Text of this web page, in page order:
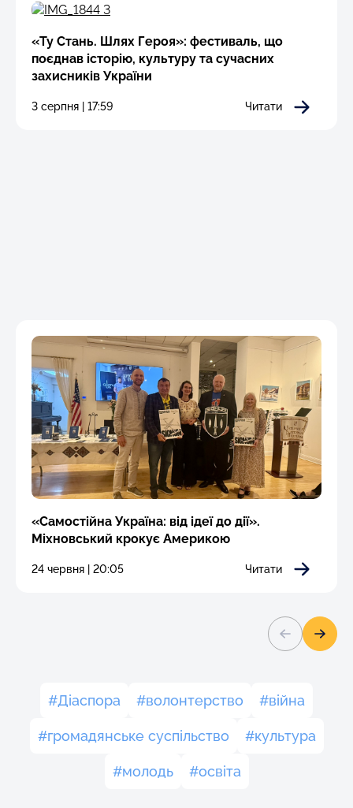
«Ту Стань. Шлях Героя»: фестиваль, що
поєднав історію, культуру та сучасних
захисників України
3 серпня | 17:59 Читати
«Самостійна Україна: від ідеї до дії».
Міхновський крокує Америкою
24 червня | 20:05 Читати
Діаспора волонтерство війна
громадянське суспільство культура
молодь освіта